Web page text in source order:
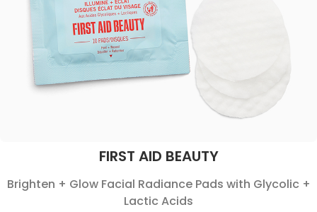
FIRST AID BEAUTY
Brighten + Glow Facial Radiance Pads with Glycolic +
Lactic Acids